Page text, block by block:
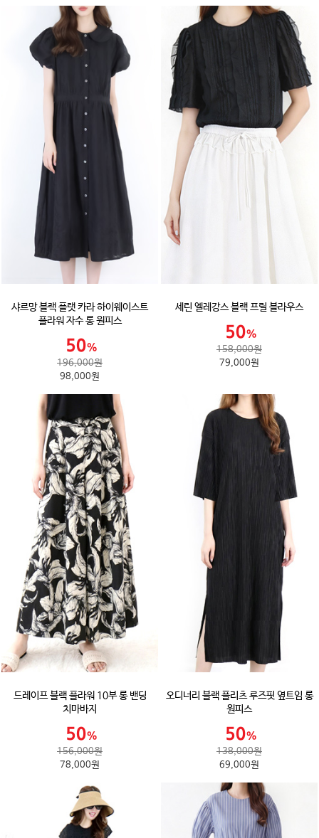
샤르망 블랙 플랫 카라 하이웨이스트
플라워 자수 롱 원피스
196,000원
98,000원
세린 엘레강스 블랙 프릴 블라우스
158,000원
79,000원
드레이프 블랙 플라워 10부 롱 밴딩
치마바지
156,000원
78,000원
오디너리 블랙 플리츠 루즈핏 옆트임 롱
원피스
138,000원
69,000원